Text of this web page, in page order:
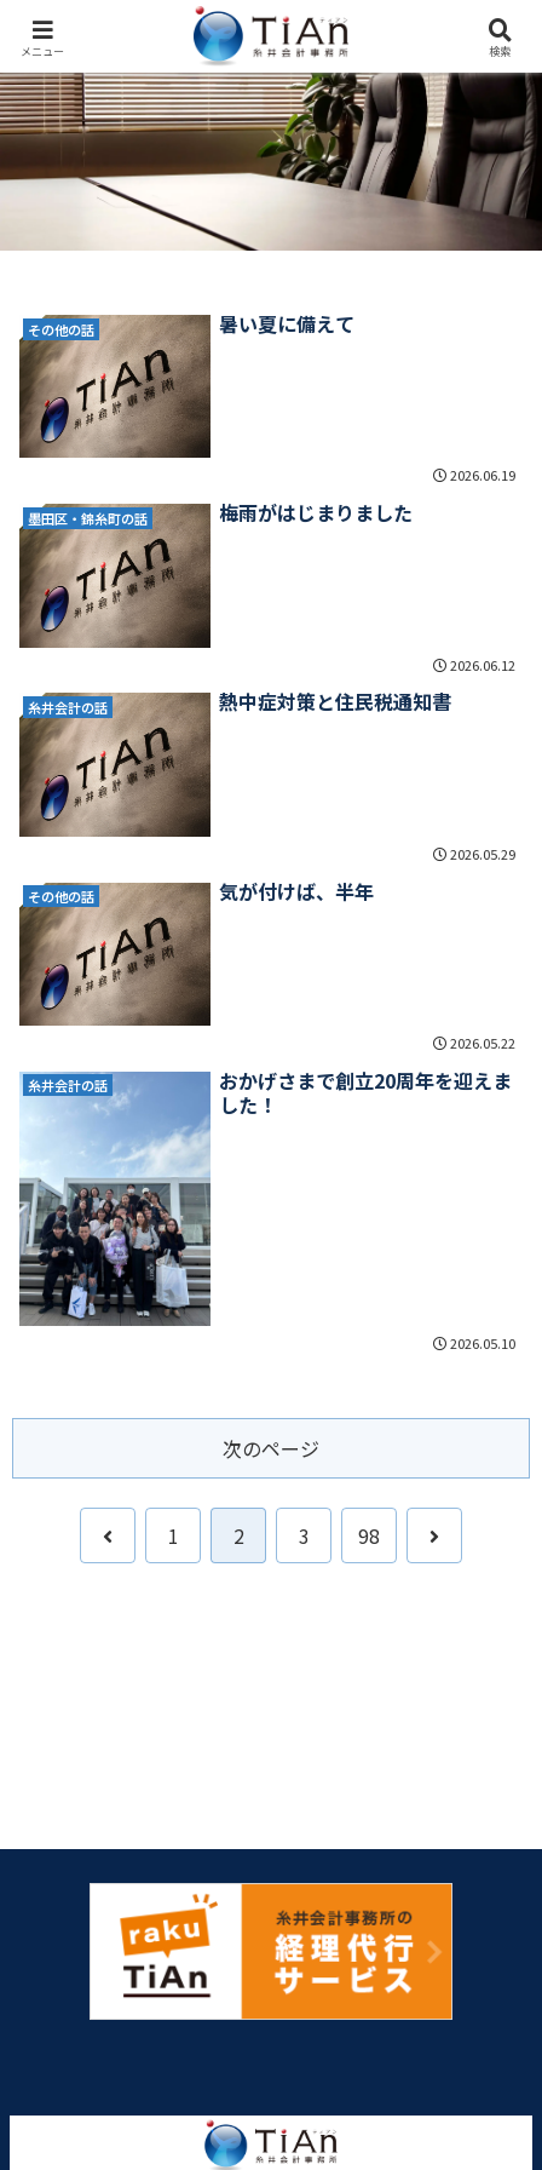
その他の話 暑い夏に備えて
2026.06.19
墨田区・錦糸町の話 梅雨がはじまりました
2026.06.12
糸井会計の話 熱中症対策と住民税通知書
2026.05.29
その他の話 気が付けば、半年
2026.05.22
糸井会計の話
おかげさまで創立20周年を迎えま
した！
2026.05.10
次のページ
前
1 2 3 98
次
メニュー 検索